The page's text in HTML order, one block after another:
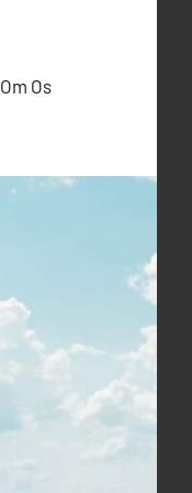
Om Os